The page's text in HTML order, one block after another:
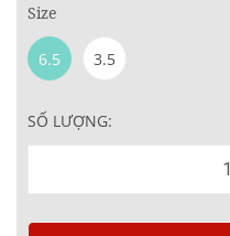
Size
6.5 3.5
SỐ LƯỢNG: